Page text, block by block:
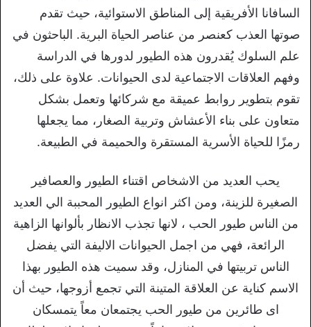
السافانا الأفريقية إلى المناطق الاستوائية، حيث تقدم
صوتها العذب كعنصر من عناصر الحياة البرية. الباحثون في
علم السلوك يُقدرون هذه الطيور لدورها في الدراسة
وفهم العلاقات الاجتماعية لدى الحيوانات. علاوة على ذلك،
تقوم بتطوير روابط عميقة مع شركائها وتعمل بشكل
متعاون على بناء الأعشاش وتربية الصغار، مما يجعلها
رمزًا للحياة الأسرية المستقرة والحميمة في الطبيعة.
يحب العديد من الاشخاص اقتناء الطيور والعصافير
الصغيرة للزينة، ومن اكثر انواع الطيور المحببة الي العديد
من الناس طيور الحب ، لانها تجذب الانظار بألوانها الزاهية
الرائعة، فهي من اجمل الحيوانات الاليفة التي يفضل
الناس تربيتها في المنازل، وقد سميت هذه الطيور بهذا
الاسم كناية عن العلاقة المتينة التي تجمع أزوجها، حيث أن
اى طائرين من طيور الحب يجتمعان معاً يتمسكان